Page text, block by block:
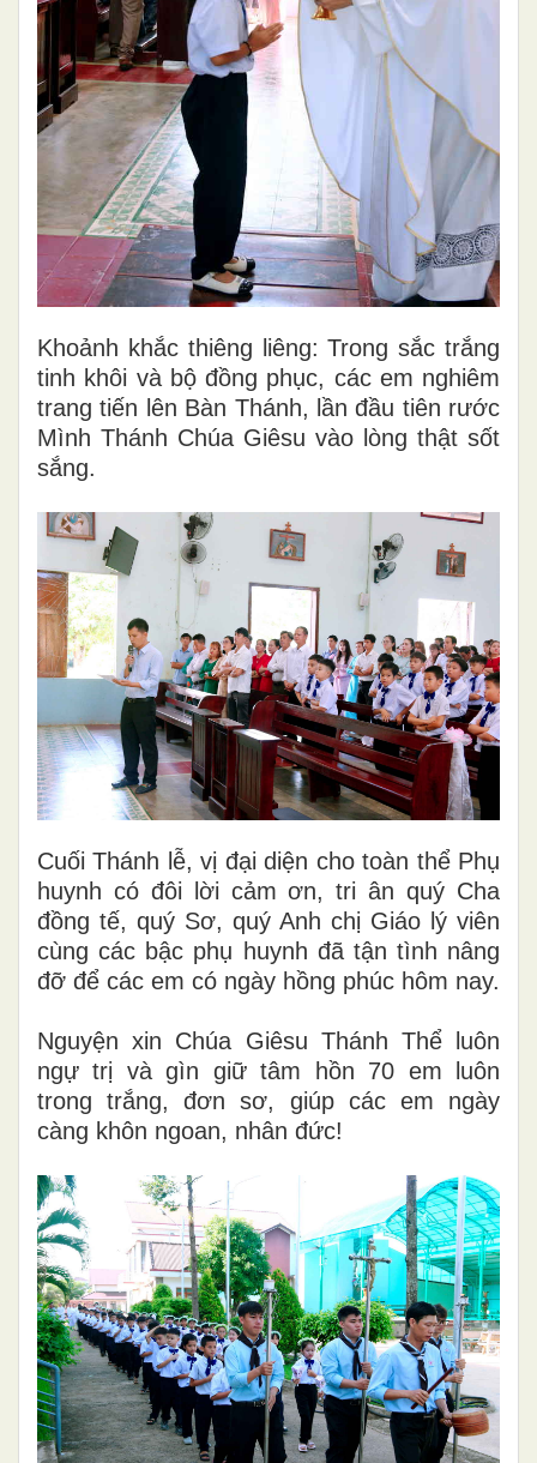
Khoảnh khắc thiêng liêng: Trong sắc trắng
tinh khôi và bộ đồng phục, các em nghiêm
trang tiến lên Bàn Thánh, lần đầu tiên rước
Mình Thánh Chúa Giêsu vào lòng thật sốt
sắng.
Cuối Thánh lễ, vị đại diện cho toàn thể Phụ
huynh có đôi lời cảm ơn, tri ân quý Cha
đồng tế, quý Sơ, quý Anh chị Giáo lý viên
cùng các bậc phụ huynh đã tận tình nâng
đỡ để các em có ngày hồng phúc hôm nay.
Nguyện xin Chúa Giêsu Thánh Thể luôn
ngự trị và gìn giữ tâm hồn 70 em luôn
trong trắng, đơn sơ, giúp các em ngày
càng khôn ngoan, nhân đức!